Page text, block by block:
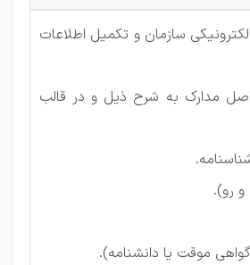
سازمان و تکمیل اطلاعات
اصل مدارک به شرح ذیل و در قالب